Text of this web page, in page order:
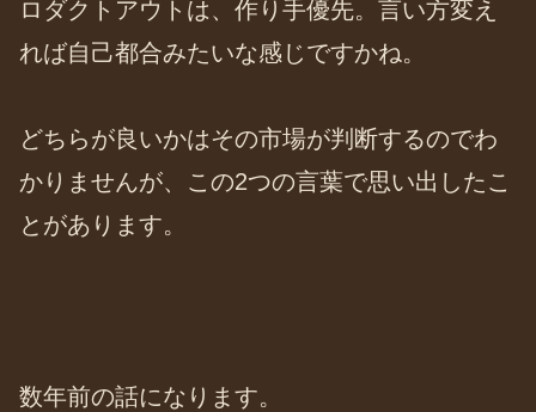
ロダクトアウトは、作り手優先。言い方変え
れば自己都合みたいな感じですかね。
どちらが良いかはその市場が判断するのでわ
かりませんが、この2つの言葉で思い出したこ
とがあります。
数年前の話になります。